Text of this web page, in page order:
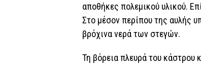
αποθήκες πολεμικού υλικού.
Στο μέσον περίπου της αυλής
βρόχινα νερά των στεγών.
Τη βόρεια πλευρά του κάστρου